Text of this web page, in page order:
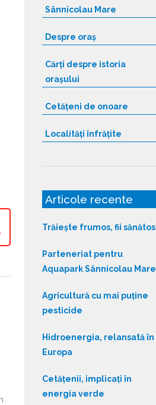
Sânnicolau Mare
Despre oraș
Cărți despre istoria
orașului
Cetățeni de onoare
Localități înfrățite
Articole recente
Trăiește frumos, fii sănătos
Parteneriat pentru
Aquapark Sânnicolau Mare
Agricultură cu mai puține
pesticide
Hidroenergia, relansată în
Europa
Cetățenii, implicați în
energia verde